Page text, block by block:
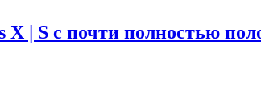
X | S с почти полностью